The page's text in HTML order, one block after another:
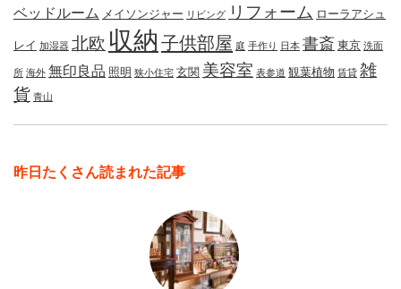
ベッドルーム メイソンジャー リビング リフォーム ローラアシュ
レイ 加湿器 北欧 収納 子供部屋 庭 手作り 日本 書斎 東京 洗面
所 海外 無印良品 照明 狭小住宅 玄関 美容室 表参道 観葉植物 賃貸 雑
貨 青山
昨日たくさん読まれた記事